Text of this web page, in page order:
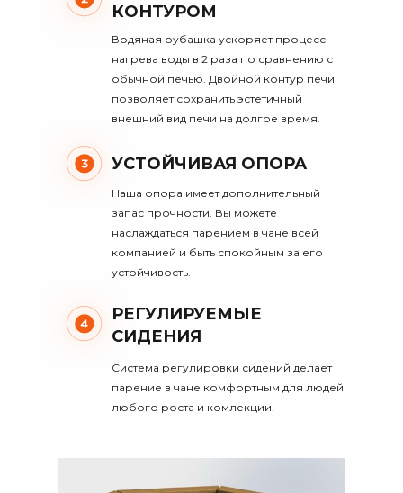
КОНТУРОМ
Водяная рубашка ускоряет процесс
нагрева воды в 2 раза по сравнению с
обычной печью. Двойной контур печи
позволяет сохранить эстетичный
внешний вид печи на долгое время.
УСТОЙЧИВАЯ ОПОРА
Наша опора имеет дополнительный
запас прочности. Вы можете
наслаждаться парением в чане всей
компанией и быть спокойным за его
устойчивость.
РЕГУЛИРУЕМЫЕ
СИДЕНИЯ
Система регулировки сидений делает
парение в чане комфортным для людей
любого роста и комлекции.